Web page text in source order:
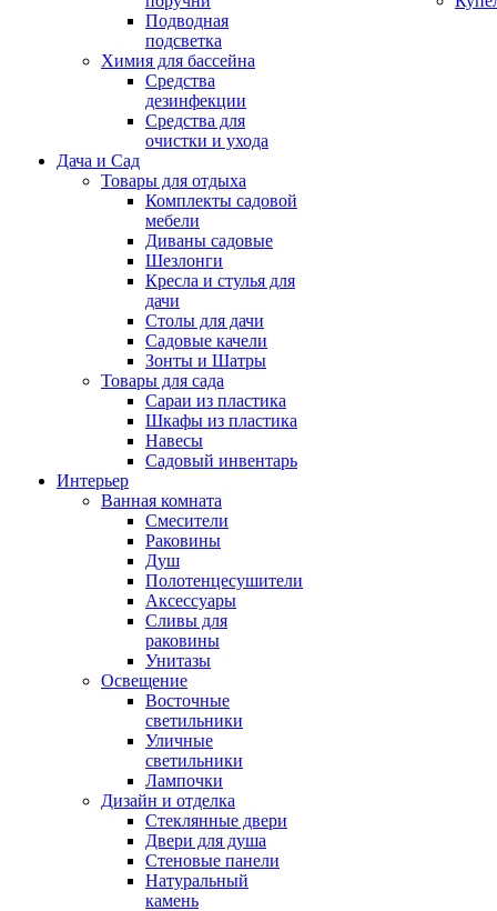
Подводная
подсветка
Химия для бассейна
Средства
дезинфекции
Средства для
очистки и ухода
Дача и Сад
Товары для отдыха
Комплекты садовой
мебели
Диваны садовые
Шезлонги
Кресла и стулья для
дачи
Столы для дачи
Садовые качели
Зонты и Шатры
Товары для сада
Сараи из пластика
Шкафы из пластика
Навесы
Садовый инвентарь
Интерьер
Ванная комната
Смесители
Раковины
Душ
Полотенцесушители
Аксессуары
Сливы для
раковины
Унитазы
Освещение
Восточные
светильники
Уличные
светильники
Лампочки
Дизайн и отделка
Стеклянные двери
Двери для душа
Стеновые панели
Натуральный
камень